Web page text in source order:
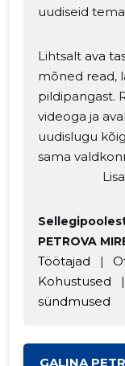
uudiseid
Lihtsalt ava
mõned read,
pildipangast.
videoga ja
uudislugu
sama
PETROVA
Töötajad |
Kohustused
|
sündmused
GALINA